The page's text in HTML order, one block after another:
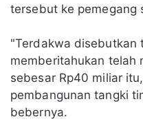
tersebut ke pemegang
"Terdakwa disebutkan
memberitahukan telah
sebesar Rp40 miliar
pembangunan tangki
bebernya.